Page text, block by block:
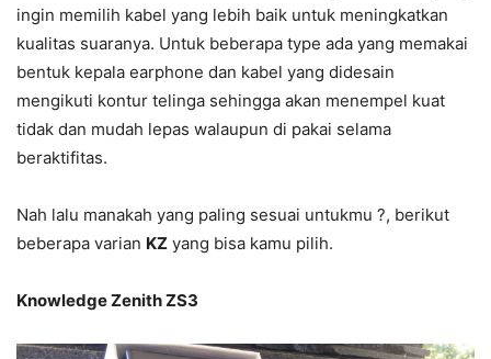
ingin memilih kabel yang lebih baik untuk meningkatkan
kualitas suaranya. Untuk beberapa type ada yang memakai
bentuk kepala earphone dan kabel yang didesain
mengikuti kontur telinga sehingga akan menempel kuat
tidak dan mudah lepas walaupun di pakai selama
beraktifitas.
Nah lalu manakah yang paling sesuai untukmu ?, berikut
beberapa varian KZ yang bisa kamu pilih.
Knowledge Zenith ZS3